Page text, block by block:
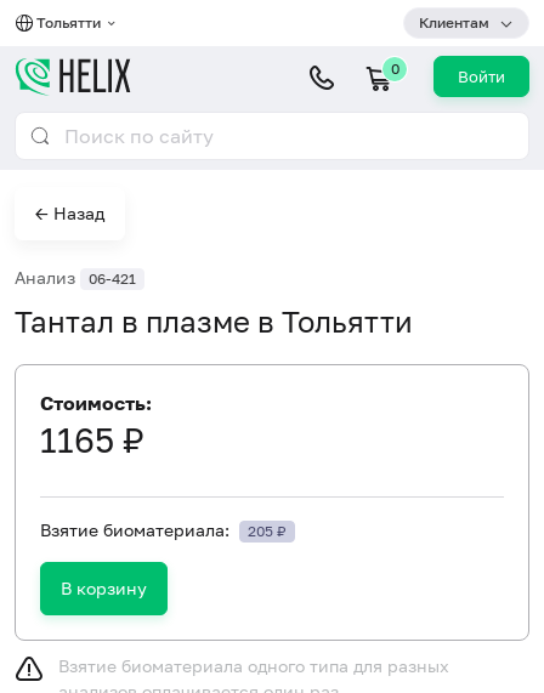
Тольятти Клиентам
0 Войти
← Назад
Анализ 06-421
Тантал в плазме в Тольятти
Стоимость:
1165 ₽
Взятие биоматериала: 205 ₽
В корзину
Взятие биоматериала одного типа для разных